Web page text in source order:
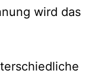
wird das